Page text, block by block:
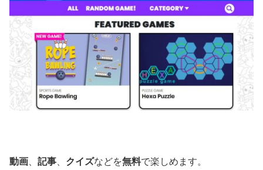
動画 記事 クイズなどを無料で楽しめます。